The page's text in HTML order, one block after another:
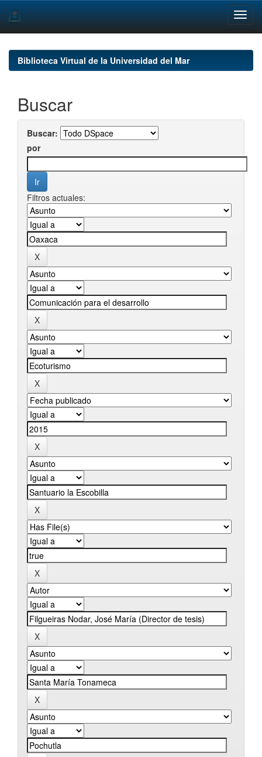
navigationBiblioteca Virtual de la Universidad del Mar
Buscar
Buscar:
por
Filtros actuales: